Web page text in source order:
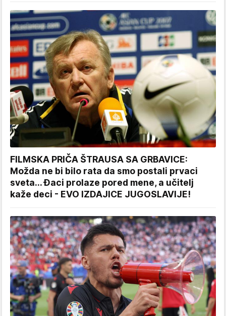
FILMSKA PRIČA ŠTRAUSA SA GRBAVICE:
Možda ne bi bilo rata da smo postali prvaci
sveta... Đaci prolaze pored mene, a učitelj
kaže deci - EVO IZDAJICE JUGOSLAVIJE!